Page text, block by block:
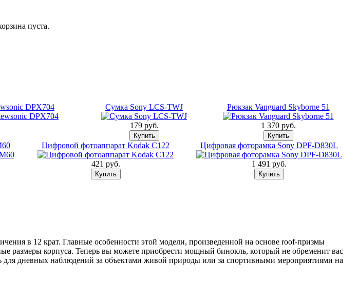
пуста.
DPX704 Сумка Sony LCS-TWJ
179 pуб.
Рюкзак Vanguard Skyborne 51
1 370 pуб.
Цифровой фотоаппарат Kodak C122
421 pуб.
Цифровая фоторамка Sony DPF-D830L
1 491 pуб.
в 12 крат. Главные особенности этой модели, произведенной на основе roof-призмы
размеры корпуса. Теперь вы можете приобрести мощный бинокль, который не обременит вас
дневных наблюдений за объектами живой природы или за спортивными мероприятиями на